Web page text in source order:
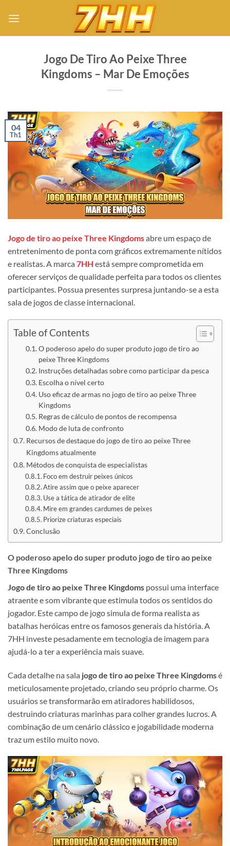
qua
Jogo De Tiro Ao Peixe Three
Kingdoms – Mar De Emoções
04
Th1
Jogo de tiro ao peixe Three Kingdomsabre um espaço de
entretenimento de ponta com gráficos extremamente nítidos
e realistas. A marca 7HH está sempre comprometida em
oferecer serviços de qualidade perfeita para todos os clientes
participantes. Possua presentes surpresa juntando-se a esta
sala de jogos de classe internacional.
Table of Contents
O poderoso apelo do super produto jogo de tiro ao
peixe Three Kingdoms
Instruções detalhadas sobre como participar da pesca
Escolha o nível certo
Uso eficaz de armas no jogo de tiro ao peixe Three
Kingdoms
Regras de cálculo de pontos de recompensa
Modo de luta de confronto
Recursos de destaque do jogo de tiro ao peixe Three
Kingdoms atualmente
Métodos de conquista de especialistas
Foco em destruir peixes únicos
Atire assim que o peixe aparecer
Use a tática de atirador de elite
Mire em grandes cardumes de peixes
Priorize criaturas especiais
Conclusão
O poderoso apelo do super produto jogo de tiro ao peixe
Three Kingdoms
Jogo de tiro ao peixe Three Kingdoms possui uma interface
atraente e som vibrante que estimula todos os sentidos do
jogador. Este campo de jogo simula de forma realista as
batalhas heróicas entre os famosos generais da história. A
7HH investe pesadamente em tecnologia de imagem para
ajudá-lo a ter a experiência mais suave.
Cada detalhe na sala jogo de tiro ao peixe Three Kingdomsé
meticulosamente projetado, criando seu próprio charme. Os
usuários se transformarão em atiradores habilidosos,
destruindo criaturas marinhas para colher grandes lucros. A
combinação de um cenário clássico e jogabilidade moderna
traz um estilo muito novo.